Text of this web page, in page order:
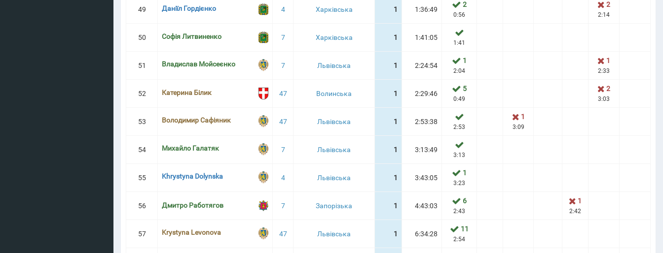
49 Даніїл Гордієнко 4 Харківська 1 1:36:49
2
0:56
2
2:14
50 Софія Литвиненко 7 Харківська 1 1:41:05
1:41
51 Владислав Мойсеєнко 7 Львівська 1 2:24:54
1
2:04
1
2:33
52 Катерина Білик 47 Волинська 1 2:29:46
5
0:49
2
3:03
53 Володимир Сафіяник 47 Львівська 1 2:53:38
2:53
1
3:09
54 Михайло Галатяк 7 Львівська 1 3:13:49
3:13
55 Khrystyna Dolynska 4 Львівська 1 3:43:05
1
3:23
56 Дмитро Работягов 7 Запорізька 1 4:43:03
6
2:43
1
2:42
57 Krystyna Levonova 47 Львівська 1 6:34:28
11
2:54